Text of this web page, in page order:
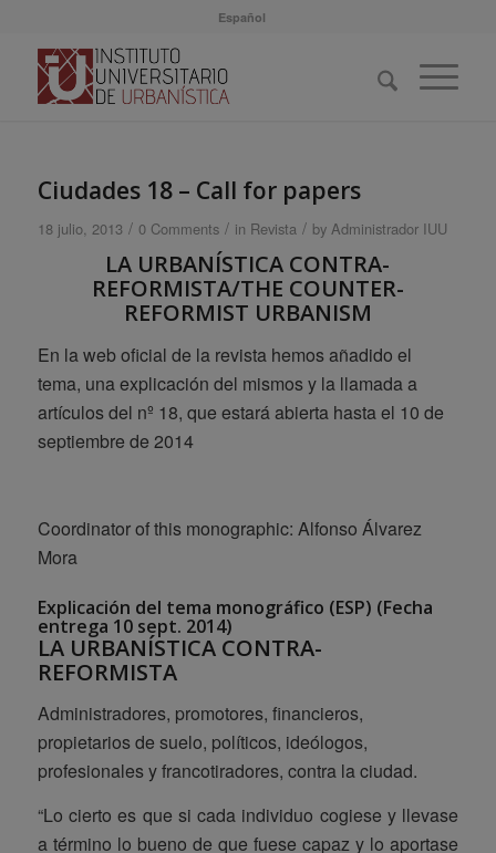
Español
Ciudades 18 – Call for papers
18 julio, 2013 / 0 Comments / in Revista / by Administrador IUU
LA URBANÍSTICA CONTRA-
REFORMISTA/THE COUNTER-
REFORMIST URBANISM
En la web oficial de la revista hemos añadido el
tema, una explicación del mismos y la llamada a
artículos del nº 18, que estará abierta hasta el 10 de
septiembre de 2014
Coordinator of this monographic: Alfonso Álvarez
Mora
Explicación del tema monográfico (ESP) (Fecha
entrega 10 sept. 2014)
LA URBANÍSTICA CONTRA-
REFORMISTA
Administradores, promotores, financieros,
propietarios de suelo, políticos, ideólogos,
profesionales y francotiradores, contra la ciudad.
“Lo cierto es que si cada individuo cogiese y llevase
a término lo bueno de que fuese capaz y lo aportase